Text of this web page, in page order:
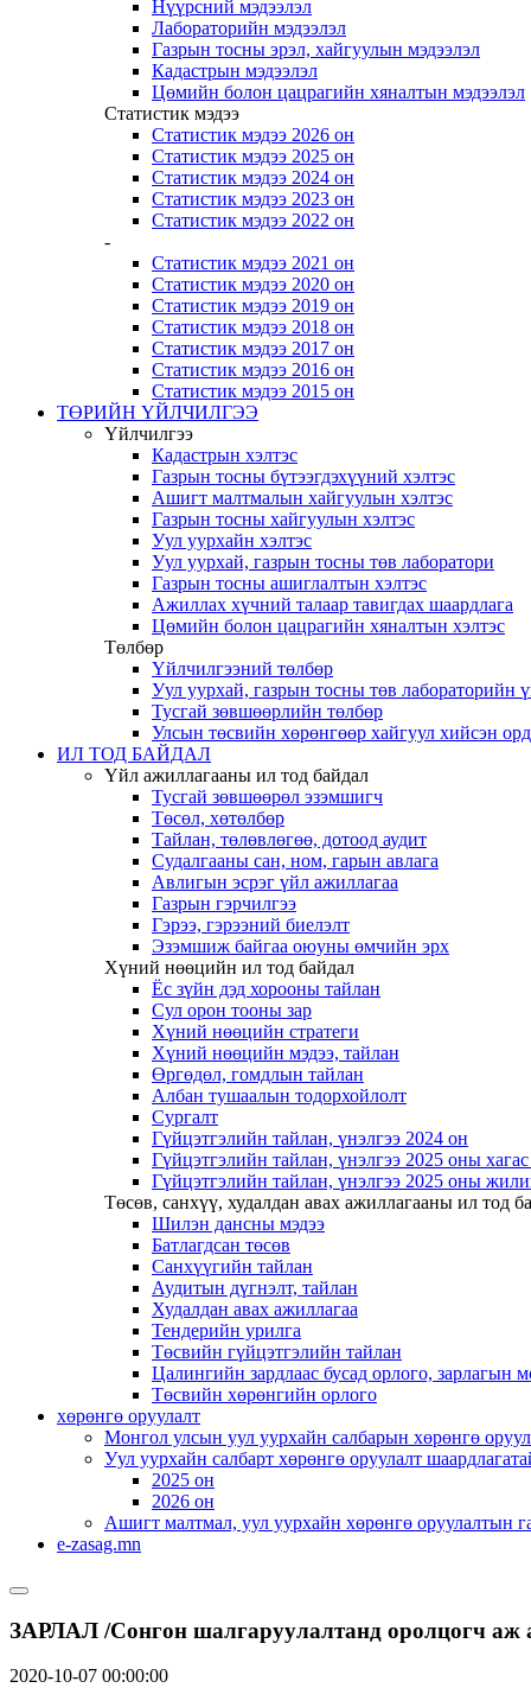
Нүүрсний мэдээлэл
Лабораторийн мэдээлэл
Газрын тосны эрэл, хайгуулын мэдээлэл
Кадастрын мэдээлэл
Цөмийн болон цацрагийн хяналтын мэдээлэл
Статистик мэдээ
Статистик мэдээ 2026 он
Статистик мэдээ 2025 он
Статистик мэдээ 2024 он
Статистик мэдээ 2023 он
Статистик мэдээ 2022 он
-
Статистик мэдээ 2021 он
Статистик мэдээ 2020 он
Статистик мэдээ 2019 он
Статистик мэдээ 2018 он
Статистик мэдээ 2017 он
Статистик мэдээ 2016 он
Статистик мэдээ 2015 он
ТӨРИЙН ҮЙЛЧИЛГЭЭ
Үйлчилгээ
Кадастрын хэлтэс
Газрын тосны бүтээгдэхүүний хэлтэс
Ашигт малтмалын хайгуулын хэлтэс
Газрын тосны хайгуулын хэлтэс
Уул уурхайн хэлтэс
Уул уурхай, газрын тосны төв лаборатори
Газрын тосны ашиглалтын хэлтэс
Ажиллах хүчний талаар тавигдах шаардлага
Цөмийн болон цацрагийн хяналтын хэлтэс
Төлбөр
Үйлчилгээний төлбөр
Уул уурхай, газрын тосны төв лабораторийн
Тусгай зөвшөөрлийн төлбөр
Улсын төсвийн хөрөнгөөр хайгуул хийсэн
ИЛ ТОД БАЙДАЛ
Үйл ажиллагааны ил тод байдал
Тусгай зөвшөөрөл эзэмшигч
Төсөл, хөтөлбөр
Тайлан, төлөвлөгөө, дотоод аудит
Судалгааны сан, ном, гарын авлага
Авлигын эсрэг үйл ажиллагаа
Газрын гэрчилгээ
Гэрээ, гэрээний биелэлт
Эзэмшиж байгаа оюуны өмчийн эрх
Хүний нөөцийн ил тод байдал
Ёс зүйн дэд хорооны тайлан
Сул орон тооны зар
Хүний нөөцийн стратеги
Хүний нөөцийн мэдээ, тайлан
Өргөдөл, гомдлын тайлан
Албан тушаалын тодорхойлолт
Сургалт
Гүйцэтгэлийн тайлан, үнэлгээ 2024 он
Гүйцэтгэлийн тайлан, үнэлгээ 2025 оны
Гүйцэтгэлийн тайлан, үнэлгээ 2025 оны
Төсөв, санхүү, худалдан авах ажиллагааны ил тод
Шилэн дансны мэдээ
Батлагдсан төсөв
Санхүүгийн тайлан
Аудитын дүгнэлт, тайлан
Худалдан авах ажиллагаа
Тендерийн урилга
Төсвийн гүйцэтгэлийн тайлан
Цалингийн зардлаас бусад орлого, зарлагын
Төсвийн хөрөнгийн орлого
хөрөнгө оруулалт
Монгол улсын уул уурхайн салбарын хөрөнгө
Уул уурхайн салбарт хөрөнгө оруулалт
2025 он
2026 он
Ашигт малтмал, уул уурхайн хөрөнгө оруулалтын
e-zasag.mn
ЗАРЛАЛ /Сонгон шалгаруулалтанд оролцогч аж
2020-10-07 00:00:00